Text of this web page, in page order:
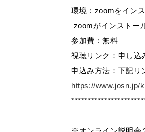
環境：zoomをイン
zoomがインストー
参加費：無料
視聴リンク：申し込
申込み方法：下記リ
https://www.josn.jp/